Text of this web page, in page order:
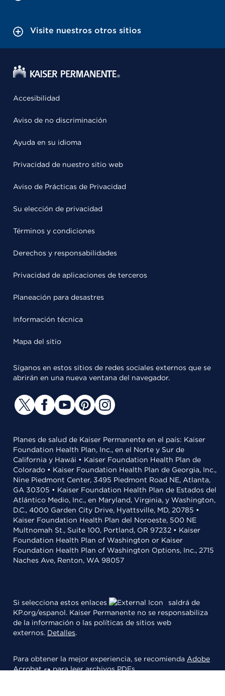
Visite nuestros otros sitios
Accesibilidad
Aviso de no discriminación
Ayuda en su idioma
Privacidad de nuestro sitio web
Aviso de Prácticas de Privacidad
Su elección de privacidad
Términos y condiciones
Derechos y responsabilidades
Privacidad de aplicaciones de terceros
Planeación para desastres
Información técnica
Mapa del sitio
Síganos en estos sitios de redes sociales externos que se
abrirán en una nueva ventana del navegador.
Planes de salud de Kaiser Permanente en el país: Kaiser
Foundation Health Plan, Inc., en el Norte y Sur de
California y Hawái • Kaiser Foundation Health Plan de
Colorado • Kaiser Foundation Health Plan de Georgia, Inc.,
Nine Piedmont Center, 3495 Piedmont Road NE, Atlanta,
GA 30305 • Kaiser Foundation Health Plan de Estados del
Atlántico Medio, Inc., en Maryland, Virginia, y Washington,
D.C., 4000 Garden City Drive, Hyattsville, MD, 20785 •
Kaiser Foundation Health Plan del Noroeste, 500 NE
Multnomah St., Suite 100, Portland, OR 97232 • Kaiser
Foundation Health Plan of Washington or Kaiser
Foundation Health Plan of Washington Options, Inc., 2715
Naches Ave, Renton, WA 98057
Si selecciona estos enlaces
saldrá de
KP.org/espanol. Kaiser Permanente no se responsabiliza
de la información o las políticas de sitios web
externos. Detalles.
Para obtener la mejor experiencia, se recomienda Adobe
Acrobat
para leer archivos PDFs.